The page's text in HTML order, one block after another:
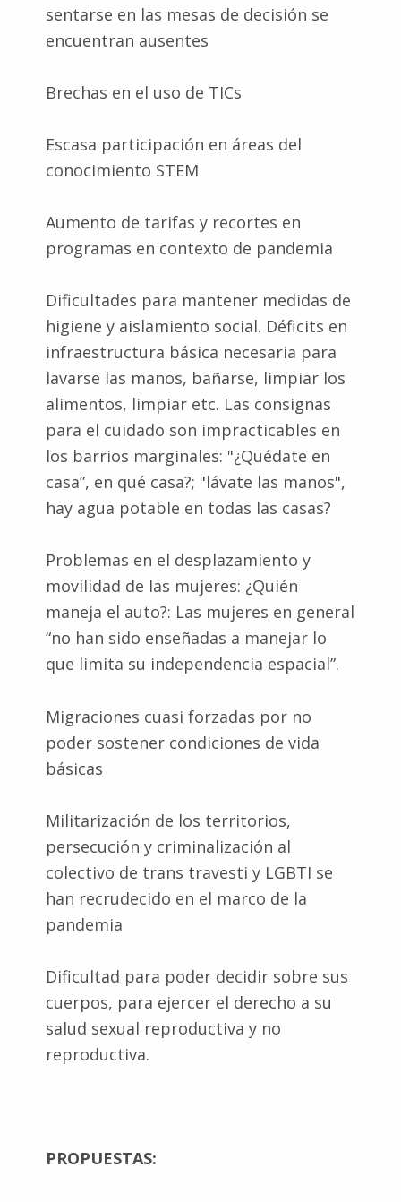
sentarse en las mesas de decisión se
encuentran ausentes
Brechas en el uso de TICs
Escasa participación en áreas del
conocimiento STEM
Aumento de tarifas y recortes en
programas en contexto de pandemia
Dificultades para mantener medidas de
higiene y aislamiento social. Déficits en
infraestructura básica necesaria para
lavarse las manos, bañarse, limpiar los
alimentos, limpiar etc. Las consignas
para el cuidado son impracticables en
los barrios marginales: "¿Quédate en
casa”, en qué casa?; "lávate las manos",
hay agua potable en todas las casas?
Problemas en el desplazamiento y
movilidad de las mujeres: ¿Quién
maneja el auto?: Las mujeres en general
“no han sido enseñadas a manejar lo
que limita su independencia espacial”.
Migraciones cuasi forzadas por no
poder sostener condiciones de vida
básicas
Militarización de los territorios,
persecución y criminalización al
colectivo de trans travesti y LGBTI se
han recrudecido en el marco de la
pandemia
Dificultad para poder decidir sobre sus
cuerpos, para ejercer el derecho a su
salud sexual reproductiva y no
reproductiva.
PROPUESTAS: